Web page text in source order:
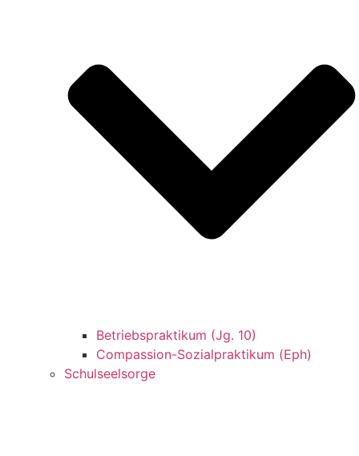
Betriebspraktikum (Jg. 10)
Compassion-Sozialpraktikum (Eph)
Schulseelsorge